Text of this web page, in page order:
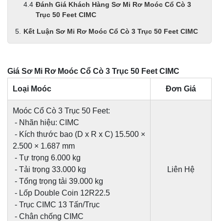
Đánh Giá Khách Hàng Sơ Mi Rơ Moóc Cổ Cò 3
Trục 50 Feet CIMC
Kết Luận Sơ Mi Rơ Moóc Cổ Cò 3 Trục 50 Feet CIMC
Giá Sơ Mi Rơ Moóc Cổ Cò 3 Trục 50 Feet CIMC
Loại Moóc Đơn Giá
Moóc Cổ Cò 3 Trục 50 Feet:
- Nhãn hiệu: CIMC
- Kích thước bao (D x R x C) 15.500 ×
2.500 × 1.687 mm
- Tự trọng 6.000 kg
- Tải trọng 33.000 kg
- Tổng trọng tải 39.000 kg
- Lốp Double Coin 12R22.5
- Trục CIMC 13 Tấn/Trục
- Chân chống CIMC
Liên Hệ